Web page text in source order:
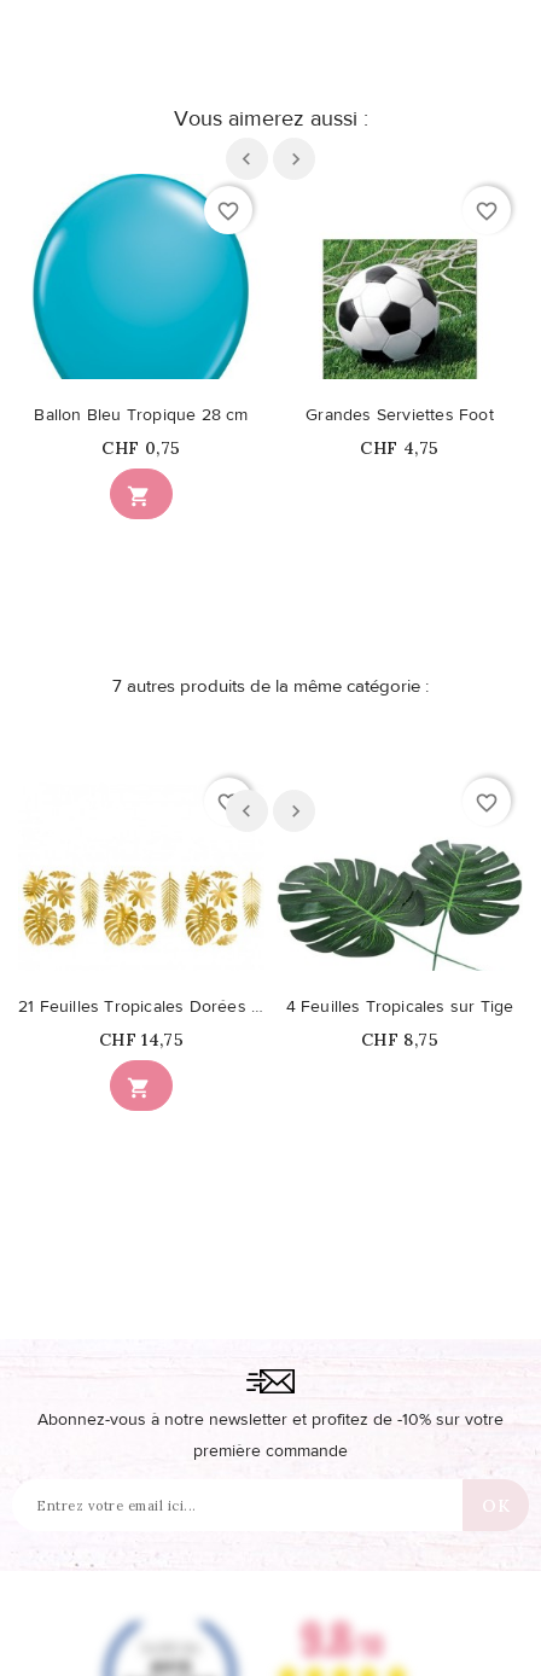
Vous aimerez aussi :
favorite_border

Ballon Bleu Tropique 28 cm
Prix
CHF 0,75
favorite_border
Grandes Serviettes Foot
Prix
CHF 4,75
7 autres produits de la même catégorie :
favorite_border

21 Feuilles Tropicales Dorées en Papier
Prix
CHF 14,75
favorite_border
4 Feuilles Tropicales sur Tige
Prix
CHF 8,75
Abonnez-vous à notre newsletter et profitez de -10% sur votre
première commande